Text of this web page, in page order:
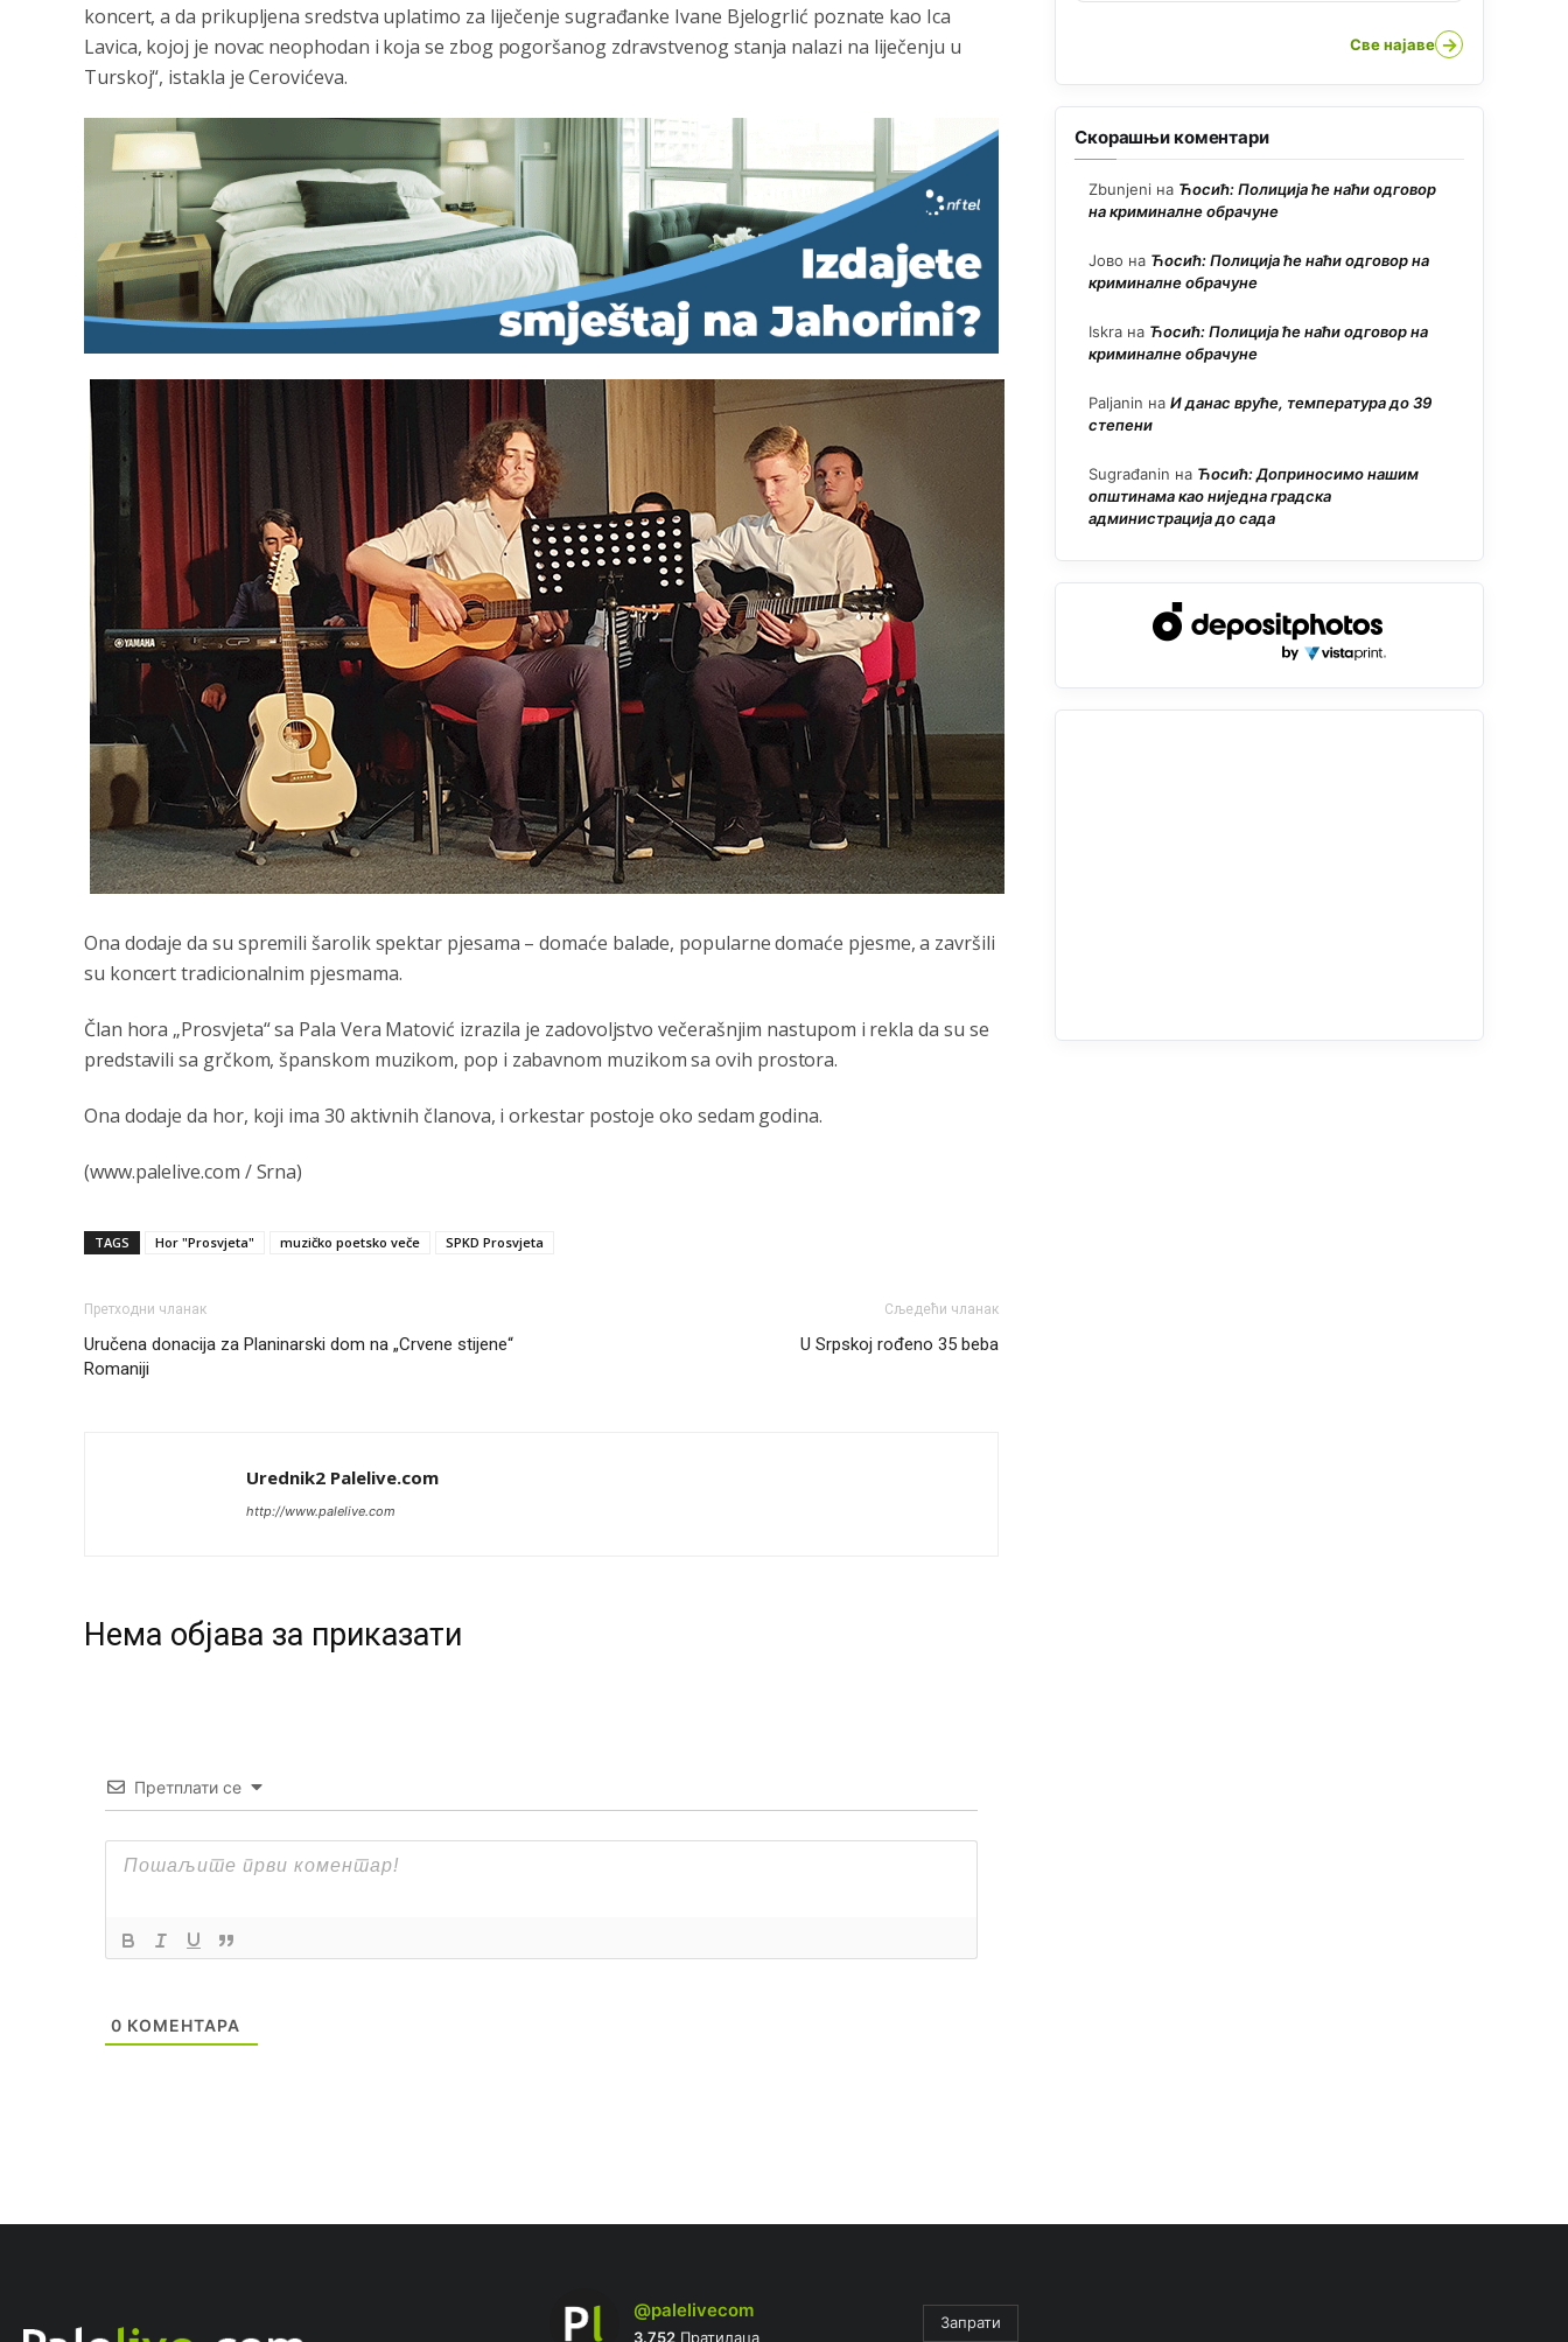
koncert, a da prikupljena sredstva uplatimo za liječenje sugrađanke Ivane Bjelogrlić poznate kao Ica
Lavica, kojoj je novac neophodan i koja se zbog pogoršanog zdravstvenog stanja nalazi na liječenju u
Turskoj“, istakla je Cerovićeva.
Ona dodaje da su spremili šarolik spektar pjesama – domaće balade, popularne domaće pjesme, a završili
su koncert tradicionalnim pjesmama.
Član hora „Prosvjeta“ sa Pala Vera Matović izrazila je zadovoljstvo večerašnjim nastupom i rekla da su se
predstavili sa grčkom, španskom muzikom, pop i zabavnom muzikom sa ovih prostora.
Ona dodaje da hor, koji ima 30 aktivnih članova, i orkestar postoje oko sedam godina.
(www.palelive.com / Srna)
TAGS Hor "Prosvjeta" muzičko poetsko veče SPKD Prosvjeta
Претходни чланак
Uručena donacija za Planinarski dom na „Crvene stijene“
Romaniji
Сљедећи чланак
U Srpskoj rođеno 35 bеba
Urednik2 Palelive.com
http://www.palelive.com
Нeма објава за приказати
Претплати се
0 КОМЕНТАРА
Све најаве →
Скорашњи коментари
Zbunjeni на Ћосић: Полиција ће наћи одговор
на криминалне обрачуне
Јово на Ћосић: Полиција ће наћи одговор на
криминалне обрачуне
Iskra на Ћосић: Полиција ће наћи одговор на
криминалне обрачуне
Paljanin на И данас вруће, температура до 39
степени
Sugrađanin на Ћосић: Доприносимо нашим
општинама као ниједна градска
администрација до сада
@palelivecom
3.752Пратилаца
Запрати